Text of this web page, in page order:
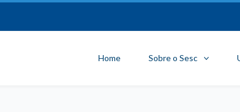
Home Sobre o Sesc